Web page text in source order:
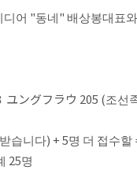
어 "동네" 배상봉대표
ングフラウ 205 (조선
습니다) + 5명 더 접수할
25명